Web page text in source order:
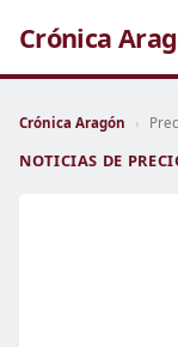
Crónica
Crónica Aragón ›
NOTICIAS DE